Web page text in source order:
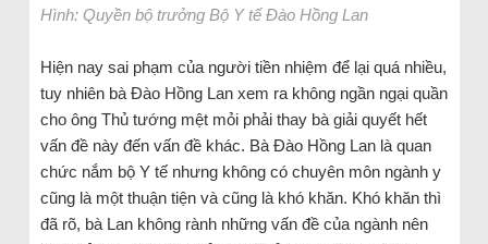
Hình: Quyền bộ trưởng Bộ Y tế Đào Hồng Lan
Hiện nay sai phạm của người tiền nhiệm để lại quá nhiều,
tuy nhiên bà Đào Hồng Lan xem ra không ngần ngại quần
cho ông Thủ tướng mệt mỏi phải thay bà giải quyết hết
vấn đề này đến vấn đề khác. Bà Đào Hồng Lan là quan
chức nắm bộ Y tế nhưng không có chuyên môn ngành y
cũng là một thuận tiện và cũng là khó khăn. Khó khăn thì
đã rõ, bà Lan không rành những vấn đề của ngành nên